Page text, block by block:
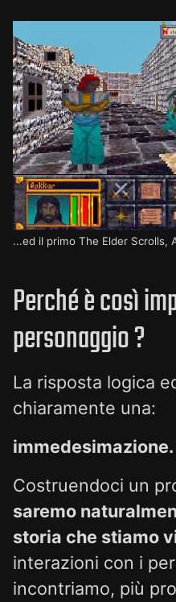
...ed il primo The Elder Scrolls,
Perché è così
personaggio ?
La risposta logica
chiaramente una:
immedesimazione.
Costruendoci un
saremo
storia che stiamo
interazioni con i
incontriamo, più